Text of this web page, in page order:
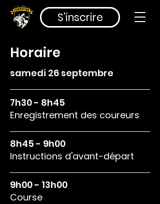
S'inscrire
Horaire
samedi 26 septembre
7h30 - 8h45
Enregistrement des coureurs
8h45 - 9h00
Instructions d'avant-départ
9h00 - 13h00
Course